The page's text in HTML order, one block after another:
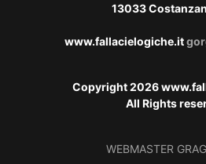
13033
www.fallacielogiche.it
Copyright 2026
All Rights
WEBMASTER